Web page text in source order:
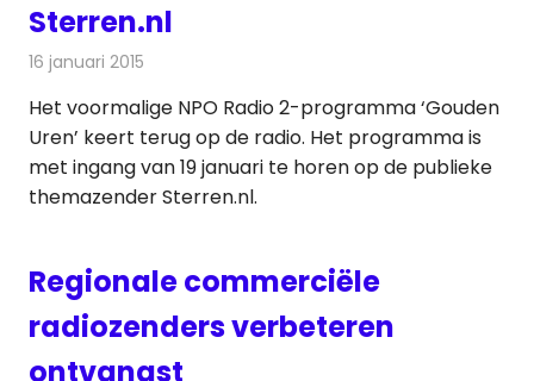
Sterren.nl
16 januari 2015
Het voormalige NPO Radio 2-programma ‘Gouden
Uren’ keert terug op de radio. Het programma is
met ingang van 19 januari te horen op de publieke
themazender Sterren.nl.
Regionale commerciële
radiozenders verbeteren
ontvangst